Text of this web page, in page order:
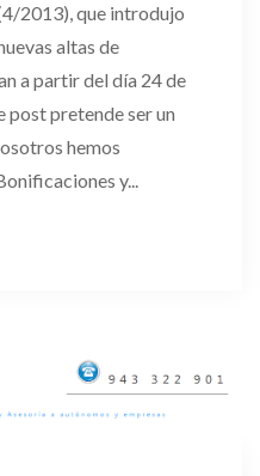
2013), que introdujo
altas de
a partir del día 24 de
post pretende ser un
hemos
y...